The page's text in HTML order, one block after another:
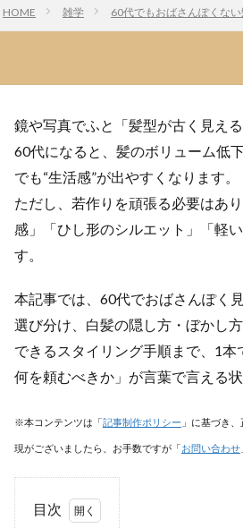
HOME 雑学 60代でもおばさんぽくな
鏡や写真でふと「髪型が古く見え
60代になると、髪のボリューム低
でも“生活感”が出やすくなります。
ただし、若作りを頑張る必要はあ
感」「ひし形のシルエット」「軽
す。
本記事では、60代でおばさんぽく
選び分け、白髪の隠し方・ぼかし
できるスタイリング手順まで、1
何を頼むべきか」が言葉で言える
※本コンテンツは「記事制作ポリシー 」に基づき
現がございましたら、お手数ですが「お問い合わせ
目次